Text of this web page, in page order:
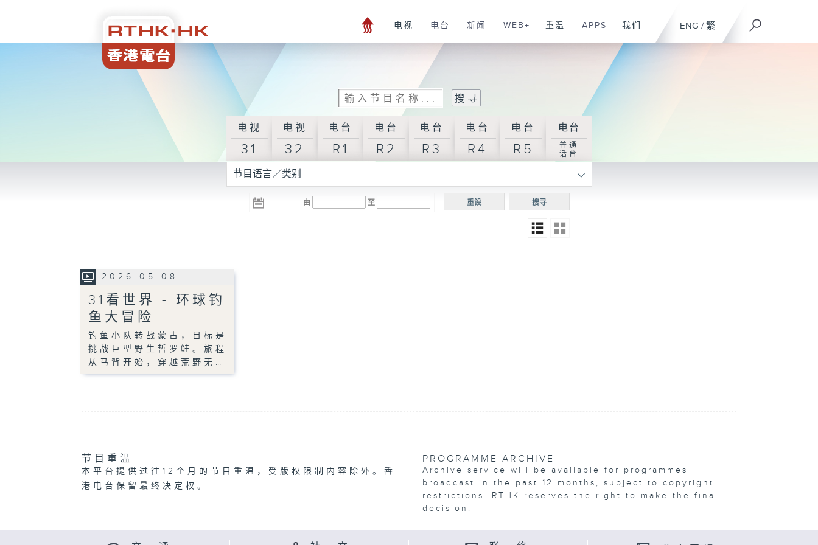
ENG / 繁
电视 电台 新闻 WEB+ 重温 APPS 我们
电视
31
电视
32
电台
R1
电台
R2
电台
R3
电台
R4
电台
R5
电台
普通
话台
节目语言／类别
由 至 搜寻
重设
2026-05-08
31看世界 - 环球钓
鱼大冒险
钓鱼小队转战蒙古，目标是
挑战巨型野生哲罗鲑。旅程
从马背开始，穿越荒野无…
节目重温
本平台提供过往12个月的节目重温，受版权限制内容除外。香
港电台保留最终决定权。
PROGRAMME ARCHIVE
Archive service will be available for programmes
broadcast in the past 12 months, subject to copyright
restrictions. RTHK reserves the right to make the final
decision.